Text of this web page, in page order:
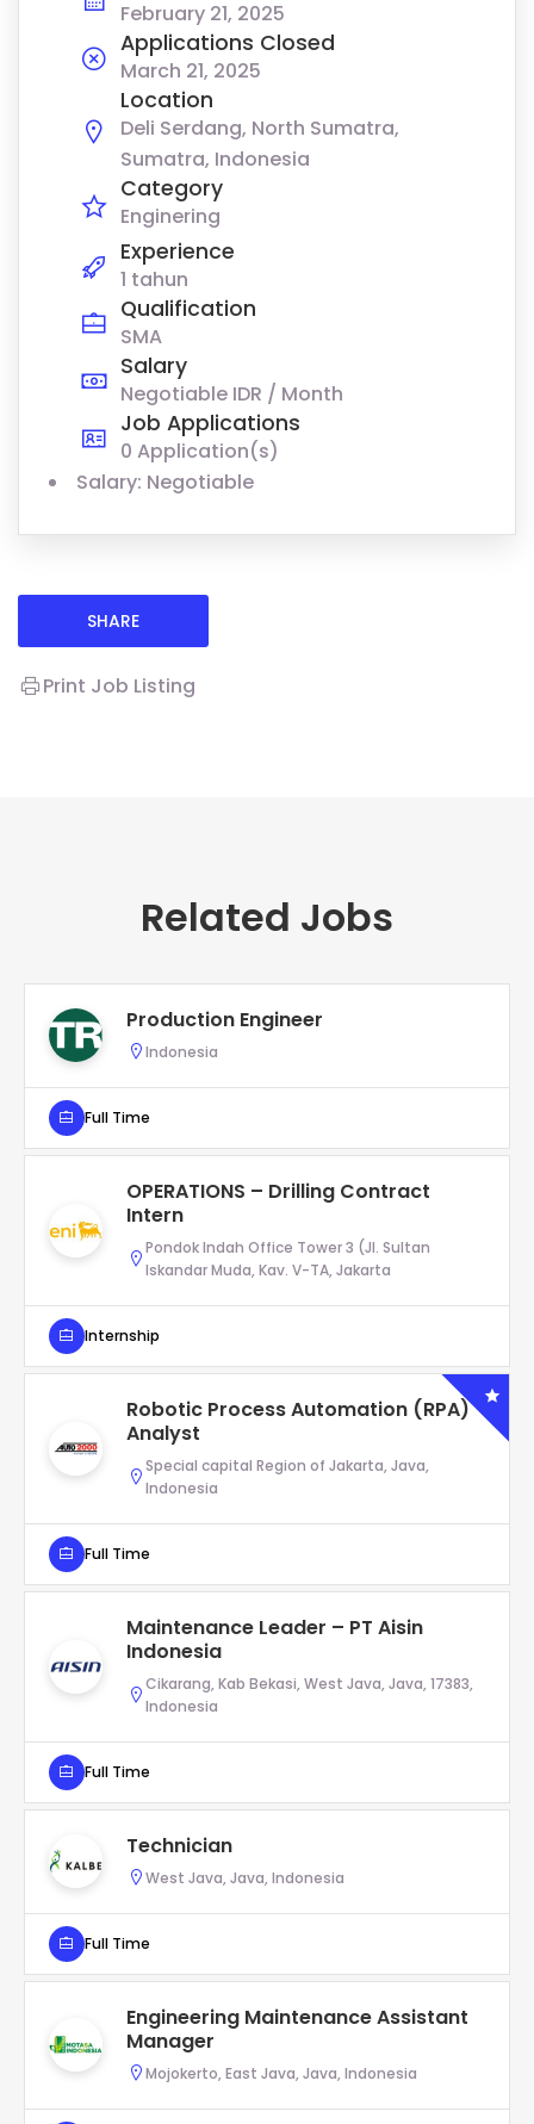
February 21, 2025
Applications Closed
March 21, 2025
Location
Deli Serdang, North Sumatra,
Sumatra, Indonesia
Category
Enginering
Experience
1 tahun
Qualification
SMA
Salary
Negotiable IDR / Month
Job Applications
0 Application(s)
Salary: Negotiable
SHARE
Print Job Listing
Related Jobs
Production Engineer
Indonesia
Full Time
OPERATIONS – Drilling Contract
Intern
Pondok Indah Office Tower 3 (Jl. Sultan
Iskandar Muda, Kav. V-TA, Jakarta
Internship
Robotic Process Automation (RPA)
Analyst
Special capital Region of Jakarta, Java,
Indonesia
Full Time
Maintenance Leader – PT Aisin
Indonesia
Cikarang, Kab Bekasi, West Java, Java, 17383,
Indonesia
Full Time
Technician
West Java, Java, Indonesia
Full Time
Engineering Maintenance Assistant
Manager
Mojokerto, East Java, Java, Indonesia